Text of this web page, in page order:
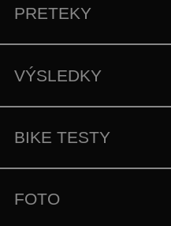
PRETEKY
VÝSLEDKY
BIKE TESTY
FOTO